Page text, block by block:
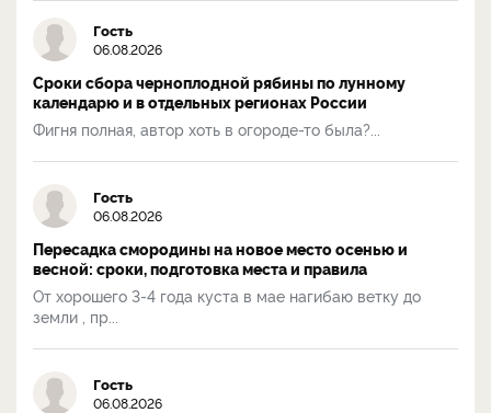
Гость
06.08.2026
Сроки сбора черноплодной рябины по лунному
календарю и в отдельных регионах России
Фигня полная, автор хоть в огороде-то была?...
Гость
06.08.2026
Пересадка смородины на новое место осенью и
весной: сроки, подготовка места и правила
От хорошего 3-4 года куста в мае нагибаю ветку до
земли , пр...
Гость
06.08.2026